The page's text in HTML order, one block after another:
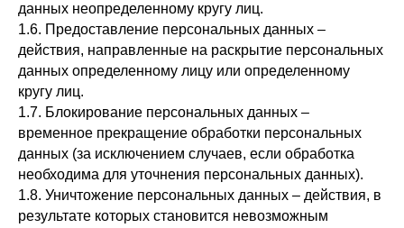
данных неопределенному кругу лиц.
1.6. Предоставление персональных данных –
действия, направленные на раскрытие персональных
данных определенному лицу или определенному
кругу лиц.
1.7. Блокирование персональных данных –
временное прекращение обработки персональных
данных (за исключением случаев, если обработка
необходима для уточнения персональных данных).
1.8. Уничтожение персональных данных – действия, в
результате которых становится невозможным